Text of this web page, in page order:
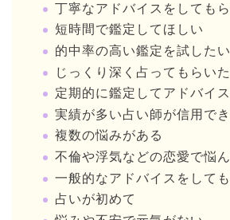
丁寧なアドバイスをしても
短時間で鑑定してほしい
的中率の高い鑑定を試したい
じっくり深く占ってもらい
定期的に鑑定してアドバイ
実績が多い占い師が信用で
複数の悩みがある
不倫や浮気などの恋愛で悩
一般的なアドバイスをして
占いが初めて